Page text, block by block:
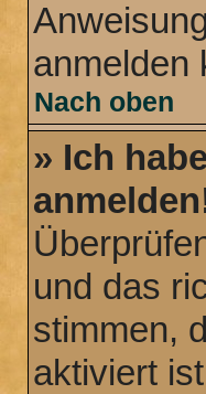
anmelden
Nach oben
» Ich
und das
stimmen,
aktiviert